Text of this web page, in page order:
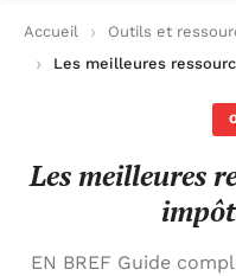
Accueil
Outils et
Les meilleures
Les meilleures
EN BREF Guide